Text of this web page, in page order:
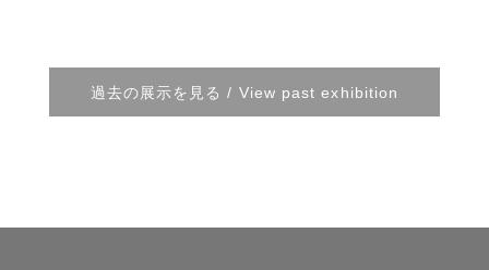
過去の展示を見る / View past exhibition